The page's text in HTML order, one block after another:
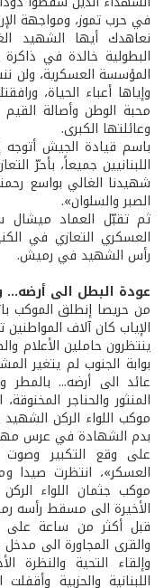
في حرب تموز، ومواجهة
نعاهدك أيها الشهيد
البطولية خالدة في
المؤسسة العسكرية، ولن
وإياها أعباء الحياة،
محبة الوطن وأصالة
وعائلتها الكبرى.
باسم قيادة الجيش
اللبنانيين جميعاً، بأحرّ
شهيدنا الغالي بواسع
الصبر والسلوان».
ثم تقبّل العماد ميشال
العسكري التعازي في
رأس الشهيد في رميش.
عودة البطل الى أرضه...
من حريصا إنطلق الموكب
الإياب كان آلاف
ينتظرون حاملين الأعلام
بوابة الجنوب لم يتغير
عائد الى أرضه... بالمطر
المنثور والحناجر
موكب اللواء الركن الشهيد
بدم الشهادة في عرس
على وقع التكبير
العسكر»، انتظرت صيدا
موكب جثمان اللواء
الأخيرة الى مسقط رأسه
قبل أكثر من ساعة على
والقرى المجاورة الى
وإلقاء التحية والنظرة
اللبنانية والحزبية